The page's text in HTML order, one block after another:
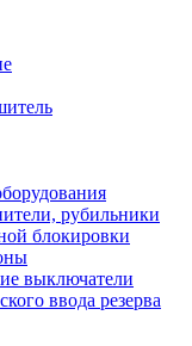
рубильники
блокировки
выключатели
ввода резерва